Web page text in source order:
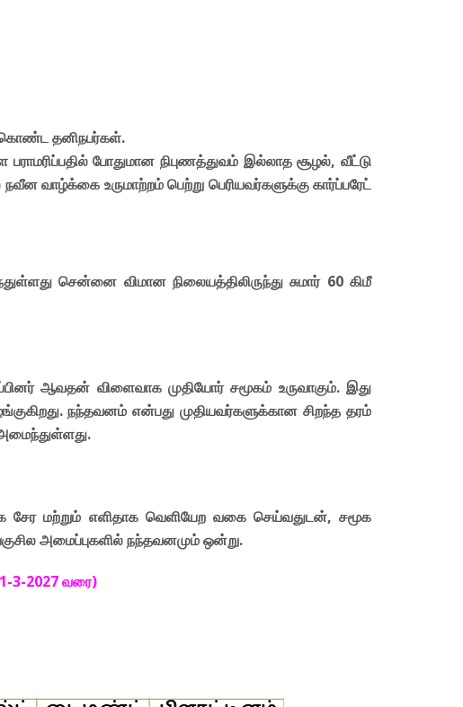
கொண்ட தனிநபர்கள்.
பராமரிப்பதில் போதுமான நிபுணத்துவம் இல்லாத சூழல், வீட்டு
உருமாற்றம் பெற்று பெரியவர்களுக்கு கார்ப்பரேட்
சென்னை விமான நிலையத்திலிருந்து சுமார் 60 கிமீ
ஆவதன் விளைவாக முதியோர் சமூகம் உருவாகும். இது
நந்தவனம் என்பது முதியவர்களுக்கான சிறந்த தரம்
அமைந்துள்ளது.
சேர மற்றும் எளிதாக வெளியேற வகை செய்வதுடன், சமூக
அமைப்புகளில் நந்தவனமும் ஒன்று.
3-2027 வரை)